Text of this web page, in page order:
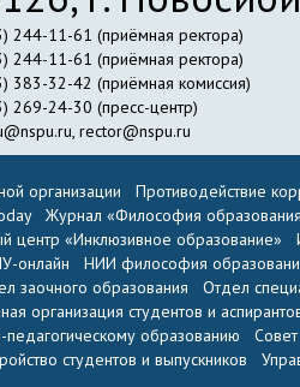
244-11-61 (приёмная ректора)
244-11-61 (приёмная ректора)
383-32-42 (приёмная комиссия)
269-24-30 (пресс-центр)
, rector@nspu.ru
организации
Противодействие
Журнал «Философия
центр «Инклюзивное образование»
онлайн
НИИ философия
заочного образования
Отдел
организация студентов и
педагогическому образованию
студентов и выпускников